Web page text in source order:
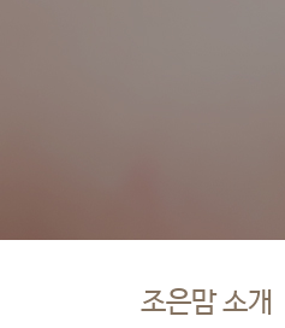
조은맘 소개